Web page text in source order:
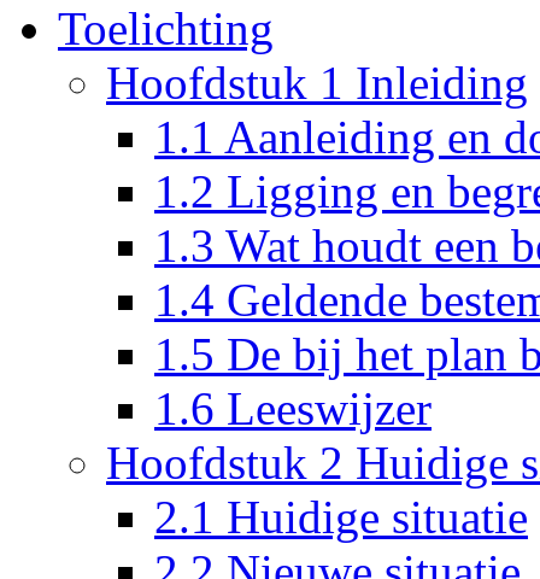
Toelichting
Hoofdstuk 1 Inleiding
1.1 Aanleiding en
1.2 Ligging en
1.3 Wat houdt een
1.4 Geldende
1.5 De bij het plan
1.6 Leeswijzer
Hoofdstuk 2 Huidige
2.1 Huidige situatie